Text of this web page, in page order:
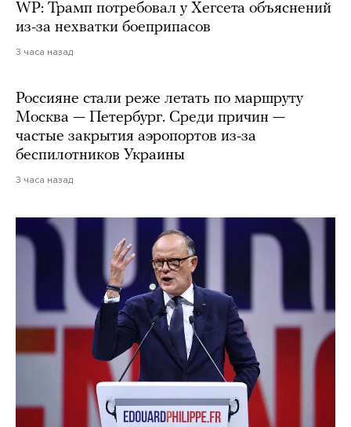
WP: Трамп потребовал у Хегсета объяснений
из-за нехватки боеприпасов
3 часа назад
Россияне стали реже летать по маршруту
Москва — Петербург. Среди причин —
частые закрытия аэропортов из-за
беспилотников Украины
3 часа назад